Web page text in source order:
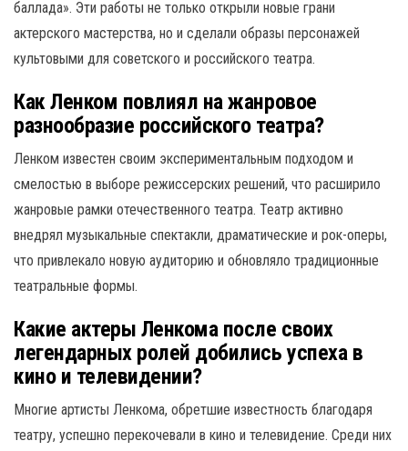
баллада». Эти работы не только открыли новые грани
актерского мастерства, но и сделали образы персонажей
культовыми для советского и российского театра.
Как Ленком повлиял на жанровое
разнообразие российского театра?
Ленком известен своим экспериментальным подходом и
смелостью в выборе режиссерских решений, что расширило
жанровые рамки отечественного театра. Театр активно
внедрял музыкальные спектакли, драматические и рок-оперы,
что привлекало новую аудиторию и обновляло традиционные
театральные формы.
Какие актеры Ленкома после своих
легендарных ролей добились успеха в
кино и телевидении?
Многие артисты Ленкома, обретшие известность благодаря
театру, успешно перекочевали в кино и телевидение. Среди них